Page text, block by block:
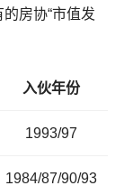
房协“市值发
入伙年份
1993/97
1984/87/90/93